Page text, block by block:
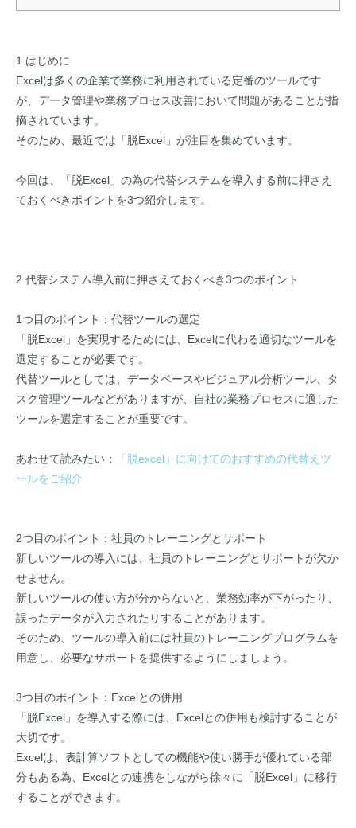
1.はじめに
Excelは多くの企業で業務に利用されている定番のツールです
が、データ管理や業務プロセス改善において問題があることが指
摘されています。
そのため、最近では「脱Excel 」が注目を集めています。
今回は、「脱Excel」の為の代替システムを導入する前に押さえ
ておくべきポイントを3つ紹介します。
2.代替システム導入前に押さえておくべき3つのポイント
1つ目のポイント：代替ツールの選定
「脱Excel」を実現するためには、Excelに代わる適切なツールを
選定することが必要です。
代替ツールとしては、データベースやビジュアル分析ツール、タ
スク管理ツールなどがありますが、自社の業務プロセスに適した
ツールを選定することが重要です。
あわせて読みたい：
「脱excel」に向けてのおすすめの代替えツ
ールをご紹介
2つ目のポイント：社員のトレーニングとサポート
新しいツールの導入には、社員のトレーニングとサポートが欠か
せません。
新しいツールの使い方が分からないと、業務効率が下がったり、
誤ったデータが入力されたりすることがあります。
そのため、ツールの導入前には社員のトレーニングプログラムを
用意し、必要なサポートを提供するようにしましょう。
3つ目のポイント：Excelとの併用
「脱Excel」を導入する際には、Excelとの併用も検討することが
大切です。
Excelは、表計算ソフトとしての機能や使い勝手が優れている部
分もある為、 Excelとの連携をしながら徐々に「脱Excel」に移行
することができます。